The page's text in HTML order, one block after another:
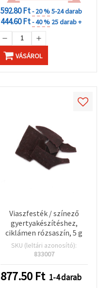
592.80 Ft- 20 %5-24 darab
444.60 Ft- 40 % 25 darab +
VÁSÁROL
Viaszfesték / színező
gyertyakészítéshez,
ciklámen rózsaszín, 5 g
SKU (leltári azonosító):
833007
877.50 Ft 1-4 darab